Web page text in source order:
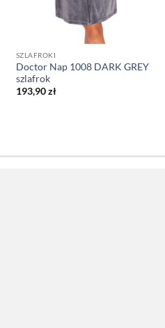
SZLAFROKI
Doctor Nap 1008 DARK GREY
szlafrok
193,90zł